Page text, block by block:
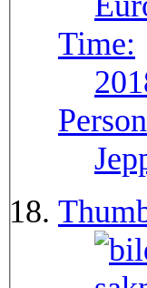
Time: